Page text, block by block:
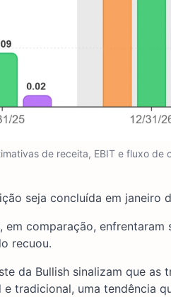
de receita, EBIT e fluxo de
seja concluída em
em comparação,
recuou.
da Bullish sinalizam que
tradicional, uma tendência